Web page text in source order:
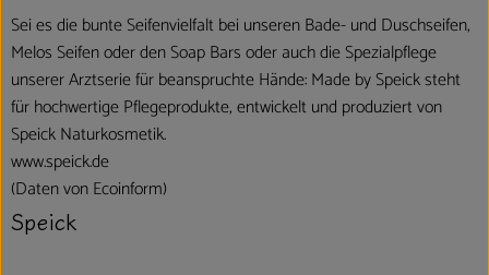
Sei es die bunte Seifenvielfalt bei unseren Bade- und Duschseifen,
Melos Seifen oder den Soap Bars oder auch die Spezialpflege
unserer Arztserie für beanspruchte Hände: Made by Speick steht
für hochwertige Pflegeprodukte, entwickelt und produziert von
Speick Naturkosmetik.
www.speick.de
(Daten von Ecoinform)
Speick